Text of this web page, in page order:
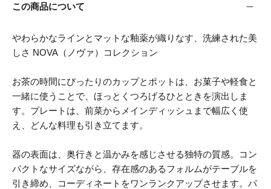
この商品について
やわらかなラインとマットな釉薬が織りなす、洗練された美
しさ NOVA（ノヴァ）コレクション
お茶の時間にぴったりのカップとポットは、お菓子や軽食と
一緒に使うことで、ほっとくつろげるひとときを演出しま
す。プレートは、前菜からメインディッシュまで幅広く使
え、どんな料理も引き立てます。
器の表面は、奥行きと温かみを感じさせる独特の質感。コン
パクトなサイズながら、存在感のあるフォルムがテーブルを
引き締め、コーディネートをワンランクアップさせます。パ